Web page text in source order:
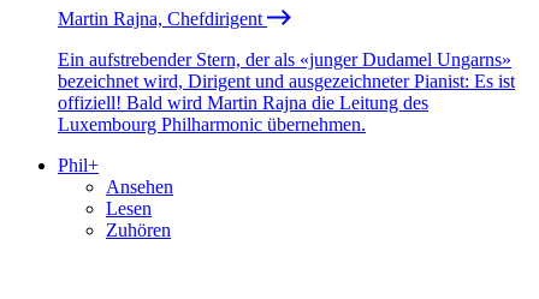
Martin Rajna, Chefdirigent
Ein aufstrebender Stern, der als «junger Dudamel Ungarns»
bezeichnet wird, Dirigent und ausgezeichneter Pianist: Es ist
offiziell! Bald wird Martin Rajna die Leitung des
Luxembourg Philharmonic übernehmen.
Phil+
Ansehen
Lesen
Zuhören